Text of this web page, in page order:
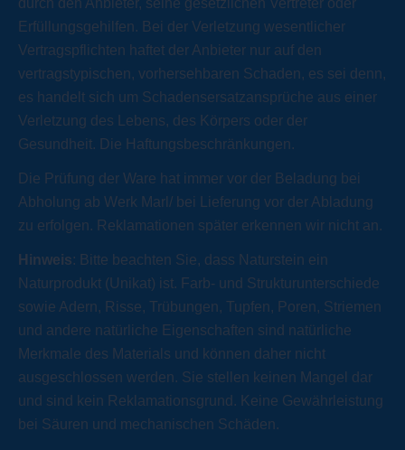
durch den Anbieter, seine gesetzlichen Vertreter oder
Erfüllungsgehilfen. Bei der Verletzung wesentlicher
Vertragspflichten haftet der Anbieter nur auf den
vertragstypischen, vorhersehbaren Schaden, es sei denn,
es handelt sich um Schadensersatzansprüche aus einer
Verletzung des Lebens, des Körpers oder der
Gesundheit. Die Haftungsbeschränkungen.
Die Prüfung der Ware hat immer vor der Beladung bei
Abholung ab Werk Marl/ bei Lieferung vor der Abladung
zu erfolgen. Reklamationen später erkennen wir nicht an.
Hinweis: Bitte beachten Sie, dass Naturstein ein
Naturprodukt (Unikat) ist. Farb- und Strukturunterschiede
sowie Adern, Risse, Trübungen, Tupfen, Poren, Striemen
und andere natürliche Eigenschaften sind natürliche
Merkmale des Materials und können daher nicht
ausgeschlossen werden. Sie stellen keinen Mangel dar
und sind kein Reklamationsgrund. Keine Gewährleistung
bei Säuren und mechanischen Schäden.